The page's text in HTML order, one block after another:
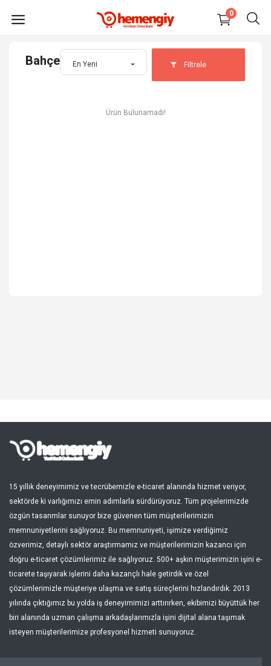
0
HEMEN
Giriş Yap
Kayıt Ol
Türkçe
Bahçe En Yeni Filtrele
Ürün Bulunamadı!
15 yıllık deneyimimiz ve tecrübemizle e-ticaret alanında hizmet veriyor,
sektörde ki varlığımızı emin adımlarla sürdürüyoruz. Tüm projelerimizde
özgün tasarımlar sunuyor bize güvenen tüm müşterilerimizin
memnuniyetlerini sağlıyoruz. Bu memnuniyeti, işimize verdiğimiz
özverimiz, detaylı sektör araştırmamız ve müşterilerimizin kazancı için
doğru e-ticaret çözümlerimiz ile sağlıyoruz. 500+ aşkın müşterimizin işini e-
ticarete taşıyarak işlerini daha kazançlı hale getirdik ve özel
çözümlerimizle müşteriye ulaşma ve satış süreçlerini hızlandırdık. 2013
yılında çıktığımız bu yolda iş deneyimimizi arttırırken, ekibimizi büyüttük her
biri alanında uzman çalışma arkadaşlarımızla işini dijital alana taşımak
isteyen müşterilerimize profesyonel hizmeti sunuyoruz.